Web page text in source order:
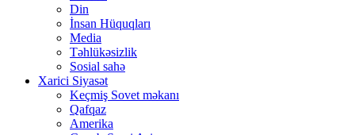
Din
İnsan Hüquqları
Media
Təhlükəsizlik
Sosial sahə
Xarici Siyasət
Keçmiş Sovet məkanı
Qafqaz
Amerika